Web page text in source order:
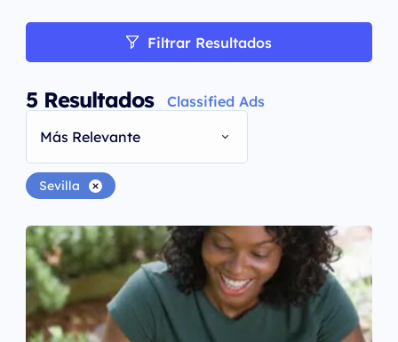
Filtrar Resultados
5 Resultados
Classified Ads
Más Relevante
Sevilla